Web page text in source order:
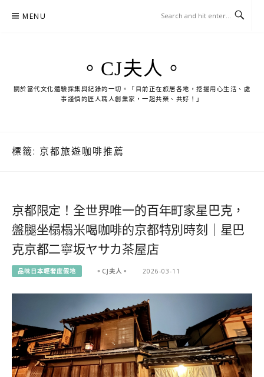
MENU
。CJ夫人。
關於當代文化體驗採集與紀錄的一切。「目前正在旅居各地，挖掘用心生活、處
事謹慎的匠人職人創業家，一起共榮、共好！」
標籤: 京都旅遊咖啡推薦
京都限定！全世界唯一的百年町家星巴克，
盤腿坐榻榻米喝咖啡的京都特別時刻｜星巴
克京都二寧坂ヤサカ茶屋店
品味日本輕奢度假地 。CJ夫人。 2026-03-11